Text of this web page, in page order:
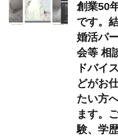
創業50
です。
婚活パ
会等 相
ドバイ
どがお
たい方
ます。
験、学